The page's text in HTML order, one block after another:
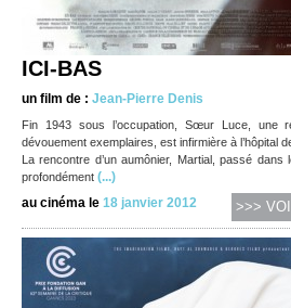
ICI-BAS
un film de : Jean-Pierre Denis
Fin 1943 sous l’occupation, Sœur Luce, une
dévouement exemplaires, est infirmière à l’hôpital
La rencontre d’un aumônier, Martial, passé
profondément (...)
au cinéma le 18 janvier 2012 >>>